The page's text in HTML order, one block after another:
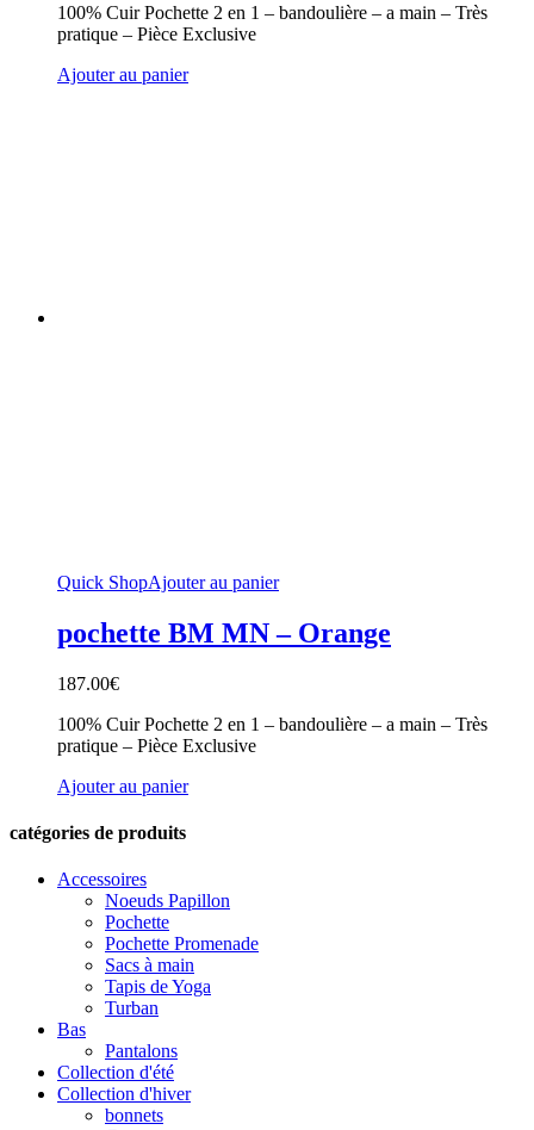
100% Cuir Pochette 2 en 1 – bandoulière – a main – Très
pratique – Pièce Exclusive
Ajouter au panier
Quick ShopAjouter au panier
pochette BM MN – Orange
187.00€
100% Cuir Pochette 2 en 1 – bandoulière – a main – Très
pratique – Pièce Exclusive
Ajouter au panier
catégories de produits
Accessoires
Noeuds Papillon
Pochette
Pochette Promenade
Sacs à main
Tapis de Yoga
Turban
Bas
Pantalons
Collection d'été
Collection d'hiver
bonnets